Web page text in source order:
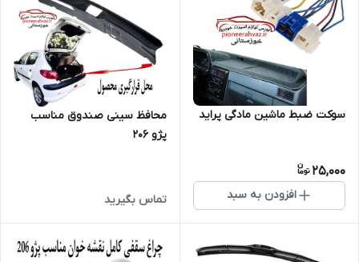
سوکت ضبط ماشین مادگی پراید
25,000
افزودن به سبد
محافظ سینی صندوق مناسب
پژو 206
تماس بگیرید